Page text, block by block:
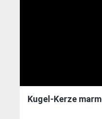
Kugel-Kerze